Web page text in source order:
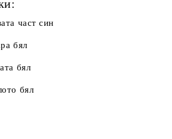
част син
бял
бял
бял